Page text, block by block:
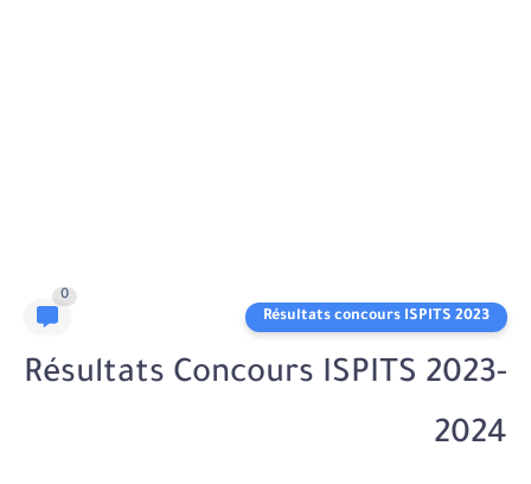
Résultats concours ISPITS 2023
0
Résultats Concours ISPITS 2023-
2024